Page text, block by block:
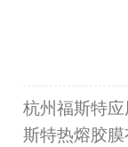
杭州福斯特
斯特热熔胶